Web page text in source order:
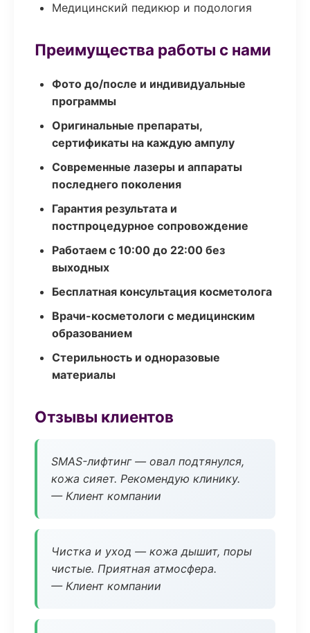
Медицинский педикюр и подология
Преимущества работы с нами
Фото до/после и индивидуальные
программы
Оригинальные препараты,
сертификаты на каждую ампулу
Современные лазеры и аппараты
последнего поколения
Гарантия результата и
постпроцедурное сопровождение
Работаем с 10:00 до 22:00 без
выходных
Бесплатная консультация косметолога
Врачи-косметологи с медицинским
образованием
Стерильность и одноразовые
материалы
Отзывы клиентов
SMAS-лифтинг — овал подтянулся,
кожа сияет. Рекомендую клинику.
— Клиент компании
Чистка и уход — кожа дышит, поры
чистые. Приятная атмосфера.
— Клиент компании